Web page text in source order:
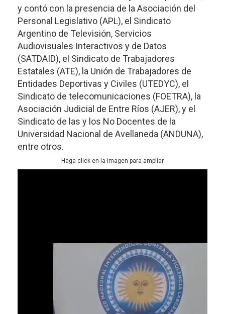
y contó con la presencia de la Asociación del
Personal Legislativo (APL), el Sindicato
Argentino de Televisión, Servicios
Audiovisuales Interactivos y de Datos
(SATDAID), el Sindicato de Trabajadores
Estatales (ATE), la Unión de Trabajadores de
Entidades Deportivas y Civiles (UTEDYC), el
Sindicato de telecomunicaciones (FOETRA), la
Asociación Judicial de Entre Ríos (AJER), y el
Sindicato de las y los No Docentes de la
Universidad Nacional de Avellaneda (ANDUNA),
entre otros.
Haga click en la imagen para ampliar